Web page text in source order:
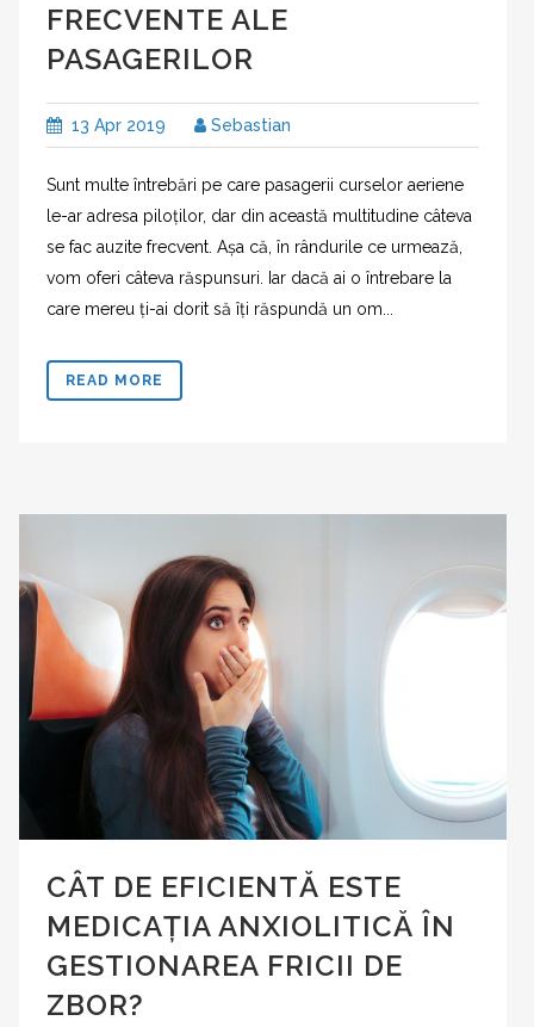
FRECVENTE ALE
PASAGERILOR
13 Apr 2019 Sebastian
Sunt multe întrebări pe care pasagerii curselor aeriene
le-ar adresa piloților, dar din această multitudine câteva
se fac auzite frecvent. Așa că, în rândurile ce urmează,
vom oferi câteva răspunsuri. Iar dacă ai o întrebare la
care mereu ți-ai dorit să îți răspundă un om...
READ MORE
CÂT DE EFICIENTĂ ESTE
MEDICAȚIA ANXIOLITICĂ ÎN
GESTIONAREA FRICII DE
ZBOR?